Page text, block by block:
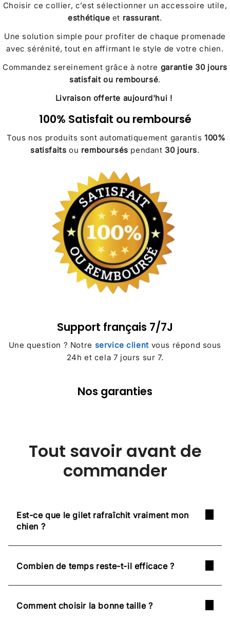
Choisir ce collier, c’est sélectionner un accessoire utile,
esthétique et rassurant.
Une solution simple pour profiter de chaque promenade
avec sérénité, tout en affirmant le style de votre chien.
Commandez sereinement grâce à notre garantie 30 jours
satisfait ou remboursé.
Livraison offerte aujourd'hui !
100% Satisfait ou remboursé
Tous nos produits sont automatiquement garantis 100%
satisfaits ou remboursés pendant 30 jours.
Support français 7/7J
Une question ? Notre service client vous répond sous
24h et cela 7 jours sur 7.
Nos garanties
Tout savoir avant de
commander
Est-ce que le gilet rafraîchit vraiment mon
chien ?
Combien de temps reste-t-il efficace ?
Comment choisir la bonne taille ?